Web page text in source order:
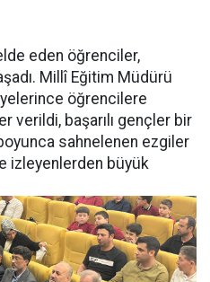
eden öğrenciler,
Millî Eğitim Müdürü
öğrencilere
verildi, başarılı gençler bir
sahnelenen ezgiler
izleyenlerden büyük